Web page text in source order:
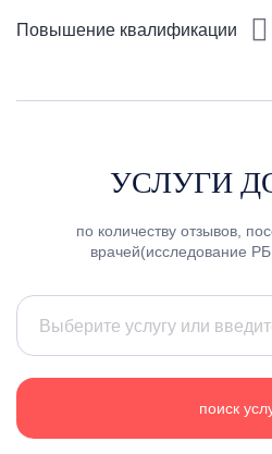
Повышение квалификации
УСЛУГИ
по количеству отзывов,
врачей(исследование
поиск